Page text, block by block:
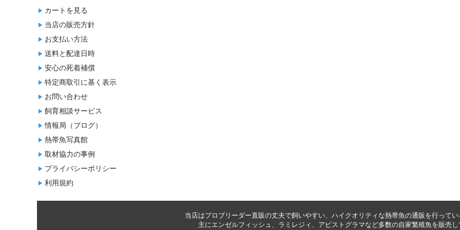
カートを見る
当店の販売方針
お支払い方法
送料と配達日時
安心の死着補償
特定商取引に基く表示
お問い合わせ
飼育相談サービス
情報局（ブログ）
熱帯魚写真館
取材協力の事例
プライバシーポリシー
利用規約
当店はプロブリーダー直販の丈夫で飼いやすい、ハイクオリティな熱帯魚の通販 を行ってい
主にエンゼルフィッシュ 、 ラミレジィ 、 アピストグラマなど多数の自家繁殖魚を販売 し